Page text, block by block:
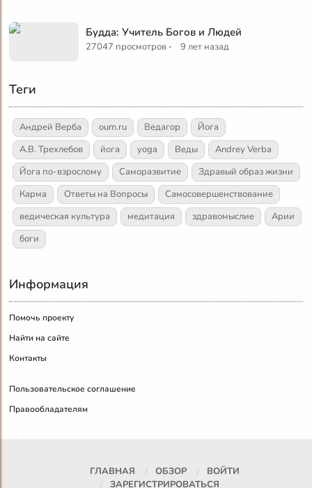
Будда: Учитель Богов и Людей
27047 просмотров · 9 лет назад
Теги
Андрей Верба oum.ru Ведагор
Йога
А.В. Трехлебов
йога yoga Веды
Andrey Verba
Йога по-взрослому
Саморазвитие
Здравый образ жизни
Карма
Ответы на Вопросы
Самосовершенствование
ведическая культура
медитация здравомыслие
Арии
боги
Информация
Помочь проекту
Найти на сайте
Контакты
Пользовательское соглашение
Правообладателям
ГЛАВНАЯ ОБЗОР
ВОЙТИ
ЗАРЕГИСТРИРОВАТЬСЯ